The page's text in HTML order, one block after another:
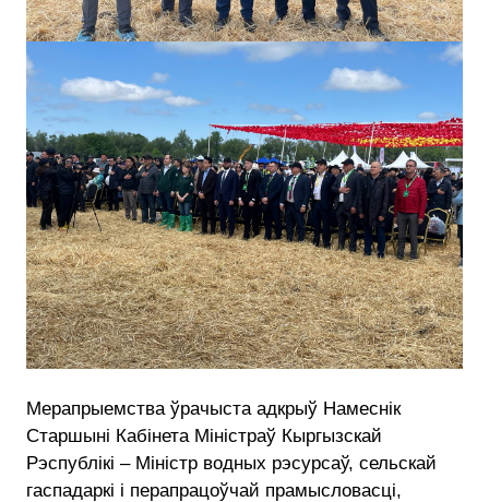
Мерапрыемства ўрачыста адкрыў Намеснік
Старшыні Кабінета Міністраў Кыргызскай
Рэспублікі – Міністр водных рэсурсаў, сельскай
гаспадаркі і перапрацоўчай прамысловасці,